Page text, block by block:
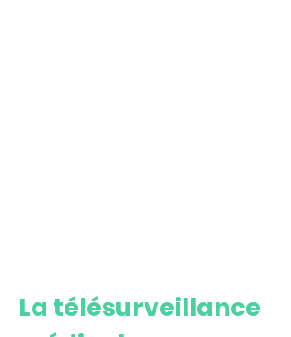
La télésurveillance